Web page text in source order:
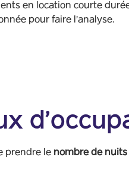
en location courte
pour faire l’analyse.
prendre le nombre de nuits